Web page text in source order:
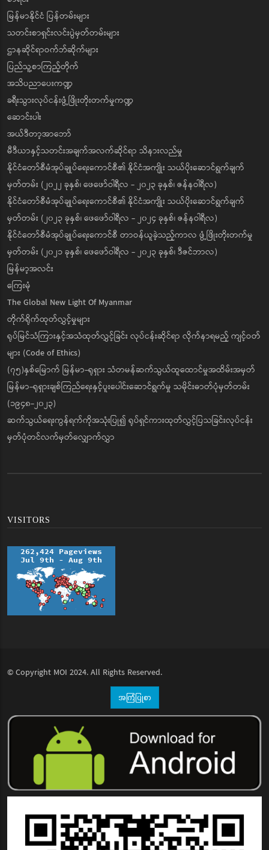
မြန်မာနိုင်ငံ ပြန်တမ်းများ
သတင်းစာရှင်းလင်းပွဲမှတ်တမ်းများ
ဌာနဆိုင်ရာဝက်ဘ်ဆိုက်များ
ပြည်သူ့စာကြည့်တိုက်
အသိပညာပေးကဏ္ဍ
ခရီးသွားလုပ်ငန်းဖွံ့ဖြိုးတိုးတက်မှုကဏ္ဍ
ဆောင်းပါး
အယ်ဒီတာ့အာဘော်
မီဒီယာနှင့်သတင်းအချက်အလက်ဆိုင်ရာ သိနားလည်မှု
နိုင်ငံတော်စီမံအုပ်ချုပ်ရေးကောင်စီ၏ နိုင်ငံအကျိုး သယ်ပိုးဆောင်ရွက်ချက်
မှတ်တမ်း (၂၀၂၂ ခုနှစ်၊ ဖေဖော်ဝါရီလ - ၂၀၂၃ ခုနှစ်၊ ဇန်နဝါရီလ)
နိုင်ငံတော်စီမံအုပ်ချုပ်ရေးကောင်စီ၏ နိုင်ငံအကျိုး သယ်ပိုးဆောင်ရွက်ချက်
မှတ်တမ်း (၂၀၂၃ ခုနှစ်၊ ဖေဖော်ဝါရီလ - ၂၀၂၄ ခုနှစ်၊ ဇန်နဝါရီလ)
နိုင်ငံတော်စီမံအုပ်ချုပ်ရေးကောင်စီ တာဝန်ယူခဲ့သည့်ကာလ ဖွံ့ဖြိုးတိုးတက်မှု
မှတ်တမ်း (၂၀၂၁ ခုနှစ်၊ ဖေဖော်ဝါရီလ - ၂၀၂၃ ခုနှစ်၊ ဒီဇင်ဘာလ)
မြန်မာ့အလင်း
ကြေးမုံ
The Global New Light Of Myanmar
တိုက်ရိုက်ထုတ်လွှင့်မှုများ
ရုပ်မြင်သံကြားနှင့်အသံထုတ်လွှင့်ခြင်း လုပ်ငန်းဆိုင်ရာ လိုက်နာရမည့် ကျင့်ဝတ်
များ (Code of Ethics)
(၇၅)နှစ်မြောက် မြန်မာ-ရုရှား သံတမန်ဆက်သွယ်ထူထောင်မှုအထိမ်းအမှတ်
မြန်မာ-ရုရှားချစ်ကြည်ရေးနှင့်ပူးပေါင်းဆောင်ရွက်မှု သမိုင်းဓာတ်ပုံမှတ်တမ်း
(၁၉၄၈-၂၀၂၃)
ဆက်သွယ်ရေးကွန်ရက်ကိုအသုံးပြု၍ ရုပ်ရှင်ကားထုတ်လွှင့်ပြသခြင်းလုပ်ငန်း
မှတ်ပုံတင်လက်မှတ်လျှောက်လွှာ
VISITORS
© Copyright MOI 2024. All Rights Reserved.
အကြံပြုစာ